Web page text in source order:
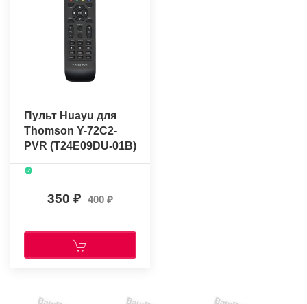
Пульт Huayu для
Thomson Y-72C2-
PVR (T24E09DU-01B)
350 400